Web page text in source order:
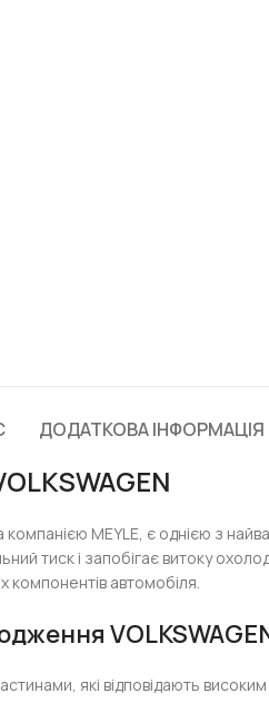
ДОДАТКОВА ІНФОРМАЦІЯ
MEYLE, є однією з
тиск і запобігає витоку
компонентів автомобіля.
які відповідають